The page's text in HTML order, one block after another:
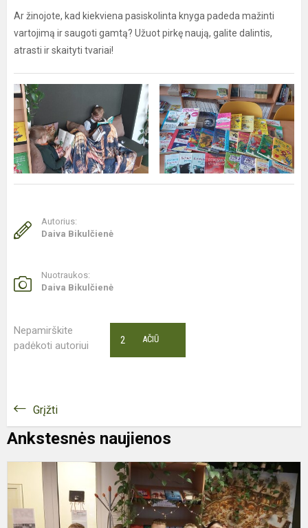
Ar žinojote, kad kiekviena pasiskolinta knyga padeda mažinti
vartojimą ir saugoti gamtą? Užuot pirkę naują, galite dalintis,
atrasti ir skaityti tvariai!
Autorius:
Daiva Bikulčienė
Nuotraukos:
Daiva Bikulčienė
Nepamirškite
padėkoti autoriui
AČIŪ
2
Grįžti
Ankstesnės naujienos